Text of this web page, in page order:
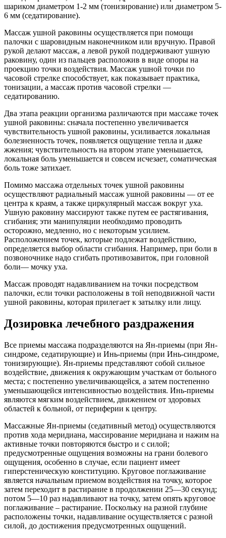
шариком диаметром 1-2 мм (тонизирование) или диаметром 5-
6 мм (седатирование).
Массаж ушной раковины осуществляется при помощи
палочки с шаровидным наконечником или вручную. Правой
рукой делают массаж, а левой рукой поддерживают ушную
раковину, один из пальцев расположив в виде опоры на
проекцию точки воздействия. Массаж ушной точки по
часовой стрелке способствует, как показывает практика,
тонизации, а массаж против часовой стрелки —
седатированию.
Два этапа реакции организма различаются при массаже точек
ушной раковины: сначала постепенно увеличивается
чувствительность ушной раковины, усиливается локальная
болезненность точек, появляется ощущение тепла и даже
жжения; чувствительность на втором этапе уменьшается,
локальная боль уменьшается и совсем исчезает, соматическая
боль тоже затихает.
Помимо массажа отдельных точек ушной раковины
осуществляют радиальный массаж ушной раковины — от ее
центра к краям, а также циркулярный массаж вокруг уха.
Ушную раковину массируют также путем ее растягивания,
сгибания; эти манипуляции необходимо проводить
осторожно, медленно, но с некоторым усилием.
Расположением точек, которые подлежат воздействию,
определяется выбор области сгибания. Например, при боли в
позвоночнике надо сгибать противозавиток, при головной
боли— мочку уха.
Массаж проводят надавливанием на точки посредством
палочки, если точки расположены в той неподвижной части
ушной раковины, которая прилегает к затылку или лицу.
Дозировка лечебного раздражения
Все приемы массажа подразделяются на Ян-приемы (при Ян-
синдроме, седатирующие) и Инь-приемы (при Инь-синдроме,
тонизирующие). Ян-приемы представляют собой сильное
воздействие, движения к окружающим участкам от больного
места; с постепенно увеличивающейся, а затем постепенно
уменьшающейся интенсивностью воздействия. Инь-приемы
являются мягким воздействием, движением от здоровых
областей к больной, от периферии к центру.
Массажные Ян-приемы (седативный метод) осуществляются
против хода меридиана, массирование меридиана и нажим на
активные точки повторяются быстро и с силой;
предусмотренные ощущения возможны на грани болевого
ощущения, особенно в случае, если пациент имеет
гиперстеническую конституцию. Круговое поглаживание
является начальным приемом воздействия на точку, которое
затем переходит в растирание в продолжении 25—30 секунд;
потом 5—10 раз надавливают на точку, затем опять круговое
поглаживание – растирание. Поскольку на разной глубине
расположены точки, надавливание осуществляется с разной
силой, до достижения предусмотренных ощущений.